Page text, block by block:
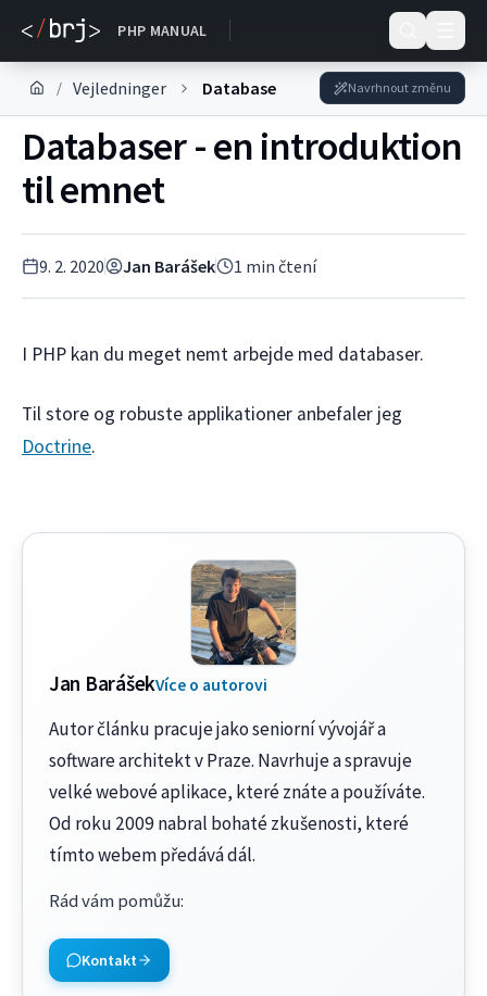
PHP MANUAL
DOKUMENTACE
/ Vejledninger Database Navrhnout změnu
Databaser - en introduktion
til emnet
9. 2. 2020 Jan Barášek 1 min čtení
I PHP kan du meget nemt arbejde med databaser.
Til store og robuste applikationer anbefaler jeg
Doctrine.
Jan BarášekVíce o autorovi
Autor článku pracuje jako seniorní vývojář a
software architekt v Praze. Navrhuje a spravuje
velké webové aplikace, které znáte a používáte.
Od roku 2009 nabral bohaté zkušenosti, které
tímto webem předává dál.
Rád vám pomůžu:
Kontakt